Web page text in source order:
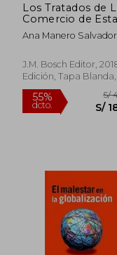
Los Tratados de
Comercio de
Unidos y de la
Europea
Ana Manero Salvador
J.M. Bosch Editor,
Edición, Tapa Blanda,
Nuevo